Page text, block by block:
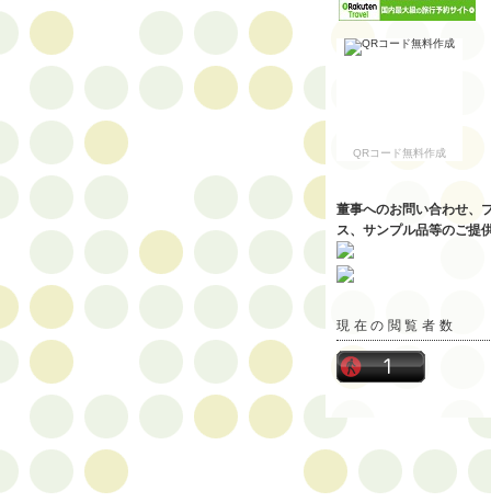
QRコード無料作成
董事へのお問い合わせ、
ス、サンプル品等のご提
現在の閲覧者数